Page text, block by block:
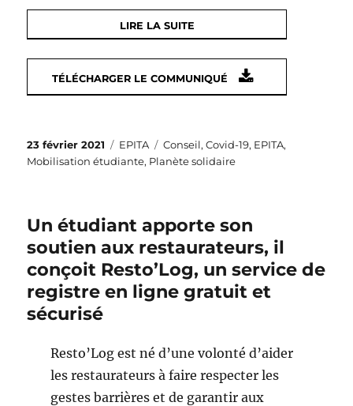
LIRE LA SUITE
TÉLÉCHARGER LE COMMUNIQUÉ
Publié
le
23 février 2021 Catégories
EPITA Étiquettes
Conseil,Covid-19, EPITA,
Mobilisation étudiante, Planète solidaire
Un étudiant apporte son
soutien aux restaurateurs, il
conçoit Resto’Log, un service de
registre en ligne gratuit et
sécurisé
Resto’Log est né d’une volonté d’aider
les restaurateurs à faire respecter les
gestes barrières et de garantir aux